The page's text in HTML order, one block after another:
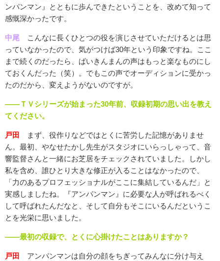
ンパンマン』とともに歩んできたということを、改めて知って
感慨深かったです。
中尾 こんなに長くひとつの役を演じさせていただけるとは思
っていなかったので、気がつけば30年という印象ですね。ここ
まで続くのだったら、ばいきんまんの声はもっと楽なものにし
ておくんだった（笑）。でもこの声でオーディションに受かっ
たのだから、変えようがないのですが。
――ＴＶシリーズが始まった30年前、収録初期の思い出を教え
てください。
戸田
まず、役作りなどではとくに苦労した記憶がありませ
ん。最初、やなせたかし先生がスタジオにいらっしゃって、音
響監督さんと一緒にお芝居をチェックされていました。しかし
私を含め、誰ひとり大きな修正が入ることはなかったので、
「力のあるプロフェッショナルがここに集結しているんだ」と
実感しましたね。『アンパンマン』に必要な人が呼ばれるべく
して呼ばれたんだなと、そして自分もそこにいるんだというこ
とを光栄に思いました。
――最初の収録で、とくに心掛けたことはありますか？
戸田
アンパンマンは自分の顔をちぎってみんなに分け与え